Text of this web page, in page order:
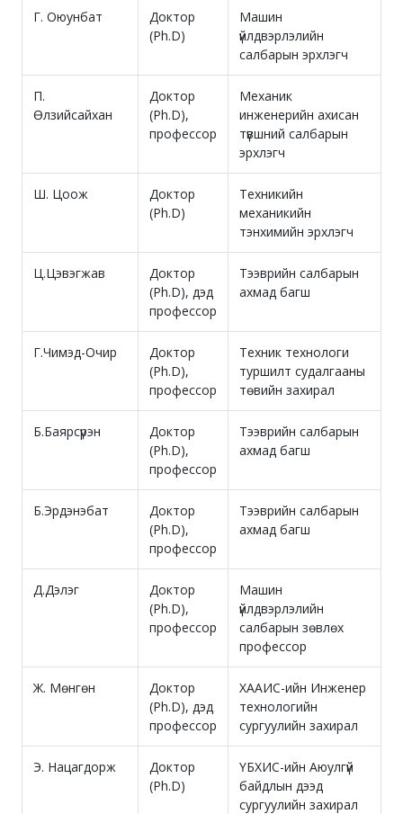
Г. Оюунбат
Доктор
(Ph.D)
Машин
үйлдвэрлэлийн
салбарын эрхлэгч
П.
Өлзийсайхан
Доктор
(Ph.D),
профессор
Механик
инженерийн ахисан
түвшний салбарын
эрхлэгч
Ш. Цоож
Доктор
(Ph.D)
Техникийн
механикийн
тэнхимийн эрхлэгч
Ц.Цэвэгжав
Доктор
(Ph.D), дэд
профессор
Тээврийн салбарын
ахмад багш
Г.Чимэд-Очир
Доктор
(Ph.D),
профессор
Техник технологи
туршилт судалгааны
төвийн захирал
Б.Баярсүрэн
Доктор
(Ph.D),
профессор
Тээврийн салбарын
ахмад багш
Б.Эрдэнэбат
Доктор
(Ph.D),
профессор
Тээврийн салбарын
ахмад багш
Д.Дэлэг
Доктор
(Ph.D),
профессор
Машин
үйлдвэрлэлийн
салбарын зөвлөх
профессор
Ж. Мөнгөн
Доктор
(Ph.D), дэд
профессор
ХААИС-ийн Инженер
технологийн
сургуулийн захирал
Э. Нацагдорж
Доктор
(Ph.D)
ҮБХИС-ийн Аюулгүй
байдлын дээд
сургуулийн захирал